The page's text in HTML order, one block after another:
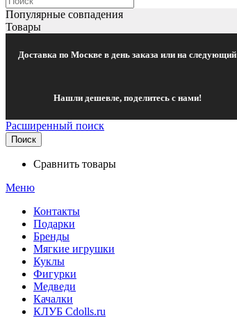
Популярные совпадения
Товары
Доставка по Москве в день заказа или на следующий
Нашли дешевле, поделитесь с нами!
Расширенный поиск
Поиск
Сравнить товары
Меню
Контакты
Подарки
Бренды
Мягкие игрушки
Куклы
Фигурки
Медведи
Качалки
КЛУБ Cdolls.ru